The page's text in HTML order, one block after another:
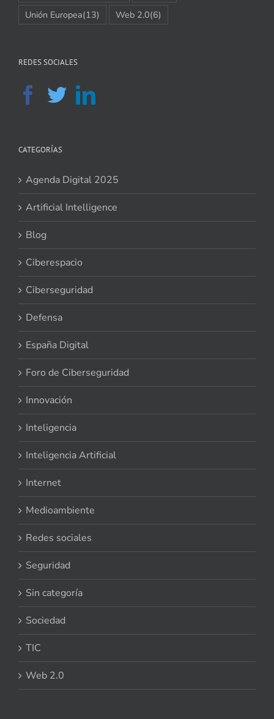
Unión Europea(13) Web 2.0(6)
REDES SOCIALES
CATEGORÍAS
Agenda Digital 2025
Artificial Intelligence
Blog
Ciberespacio
Ciberseguridad
Defensa
España Digital
Foro de Ciberseguridad
Innovación
Inteligencia
Inteligencia Artificial
Internet
Medioambiente
Redes sociales
Seguridad
Sin categoría
Sociedad
TIC
Web 2.0